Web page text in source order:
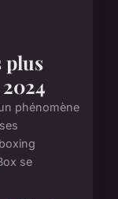
plus
phénomène
se